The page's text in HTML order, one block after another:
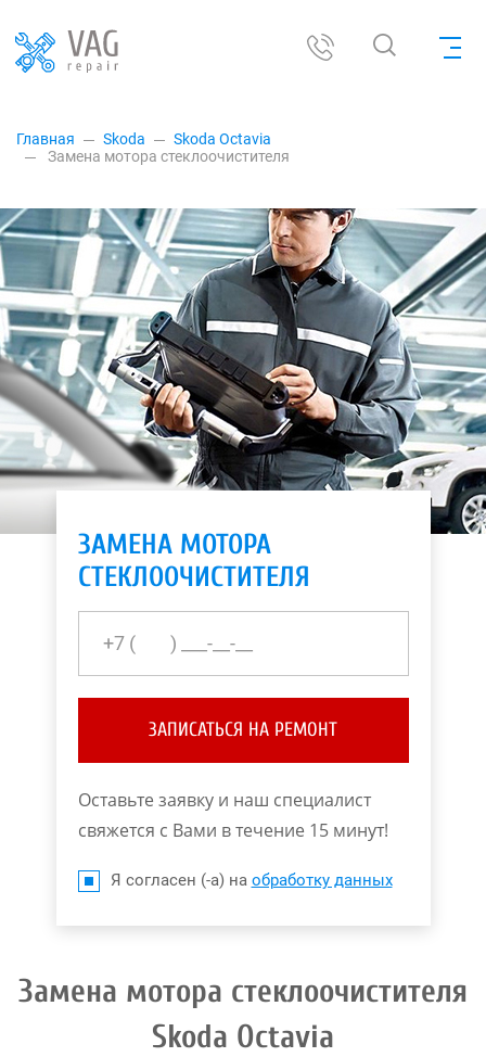
Главная Skoda
Skoda Octavia
Замена мотора стеклоочистителя
ЗАМЕНА МОТОРА
СТЕКЛООЧИСТИТЕЛЯ
ЗАПИСАТЬСЯ НА РЕМОНТ
Оставьте заявку и наш специалист
свяжется с Вами в течение 15 минут!
Я согласен (-а) на обработку данных
Замена мотора стеклоочистителя
Skoda Octavia